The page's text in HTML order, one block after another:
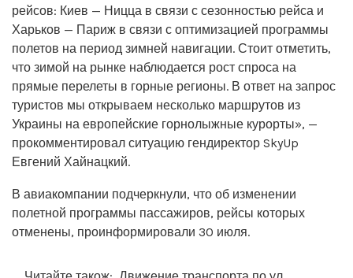
рейсов: Киев — Ницца в связи с сезонностью рейса и
Харьков — Париж в связи с оптимизацией программы
полетов на период зимней навигации. Стоит отметить,
что зимой на рынке наблюдается рост спроса на
прямые перелеты в горные регионы. В ответ на запрос
туристов мы открываем несколько маршрутов из
Украины на европейские горнолыжные курорты», —
прокомментировал ситуацию гендиректор SkyUp
Евгений Хайнацкий.
В авиакомпании подчеркнули, что об изменении
полетной программы пассажиров, рейсы которых
отменены, проинформировали 30 июля.